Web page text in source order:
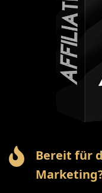
Bereit für